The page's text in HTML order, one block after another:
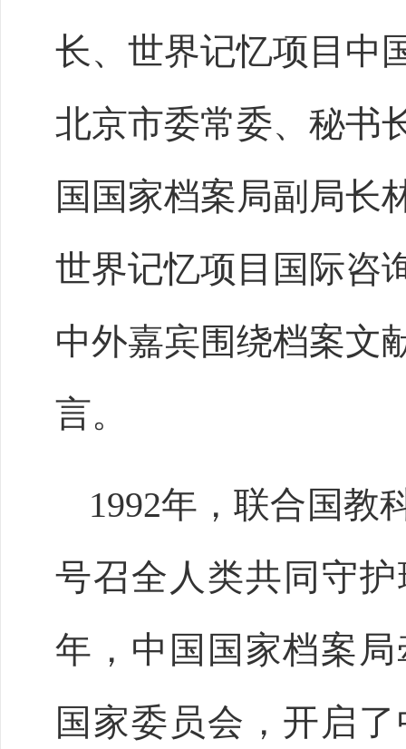
长、世界记忆项目中
北京市委常委、秘书
国国家档案局副局长
世界记忆项目国际咨
中外嘉宾围绕档案文
言。
1992年，联合国教
号召全人类共同守
年，中国国家档案
国家委员会，开启